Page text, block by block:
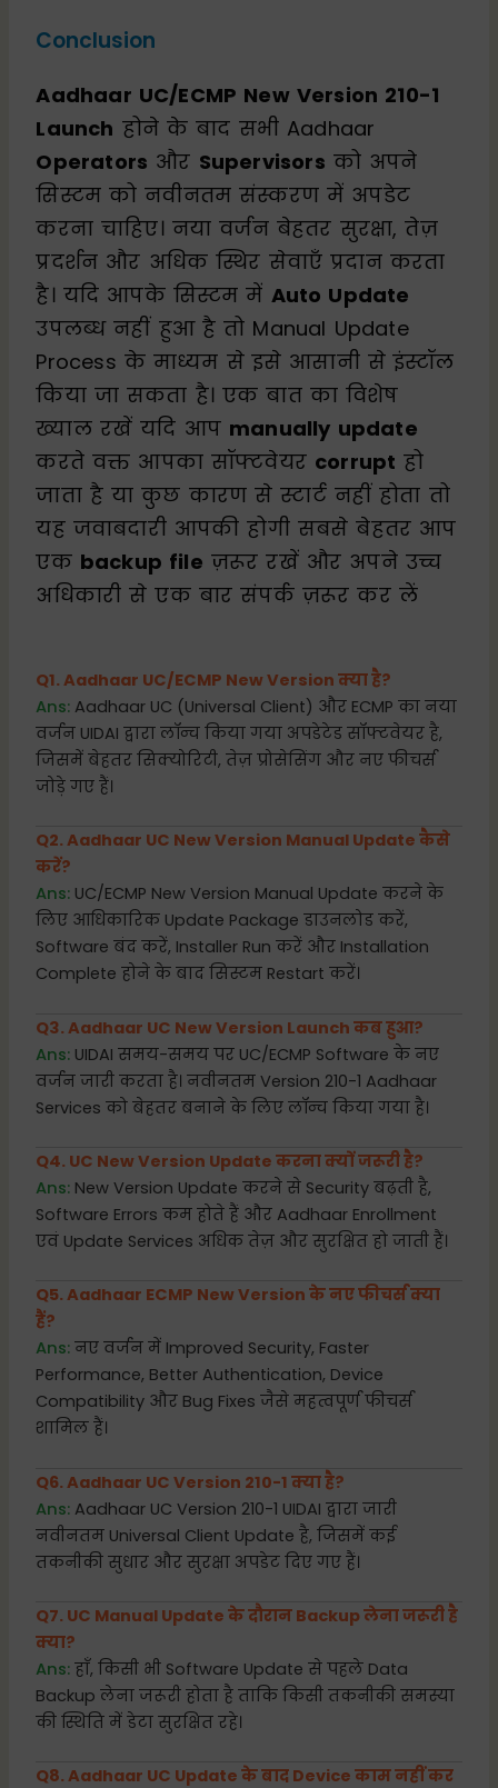
Conclusion
Aadhaar UC/ECMP New Version 210-1
Launch होने के बाद सभी Aadhaar
Operators और Supervisors को अपने
सिस्टम को नवीनतम संस्करण में अपडेट
करना चाहिए। नया वर्जन बेहतर सुरक्षा, तेज़
प्रदर्शन और अधिक स्थिर सेवाएँ प्रदान करता
है। यदि आपके सिस्टम में Auto Update
उपलब्ध नहीं हुआ है तो Manual Update
Process के माध्यम से इसे आसानी से इंस्टॉल
किया जा सकता है। एक बात का विशेष
ख्याल रखें यदि आप manually update
करते वक्त आपका सॉफ्टवेयर corrupt हो
जाता है या कुछ कारण से स्टार्ट नहीं होता तो
यह जवाबदारी आपकी होगी सबसे बेहतर आप
एक backup file ज़रूर रखें और अपने उच्च
अधिकारी से एक बार संपर्क ज़रूर कर लें
Q1. Aadhaar UC/ECMP New Version क्या है?
Ans: Aadhaar UC (Universal Client) और ECMP का नया
वर्जन UIDAI द्वारा लॉन्च किया गया अपडेटेड सॉफ्टवेयर है,
जिसमें बेहतर सिक्योरिटी, तेज़ प्रोसेसिंग और नए फीचर्स
जोड़े गए हैं।
Q2. Aadhaar UC New Version Manual Update कैसे
करें?
Ans: UC/ECMP New Version Manual Update करने के
लिए आधिकारिक Update Package डाउनलोड करें,
Software बंद करें, Installer Run करें और Installation
Complete होने के बाद सिस्टम Restart करें।
Q3. Aadhaar UC New Version Launch कब हुआ?
Ans: UIDAI समय-समय पर UC/ECMP Software के नए
वर्जन जारी करता है। नवीनतम Version 210-1 Aadhaar
Services को बेहतर बनाने के लिए लॉन्च किया गया है।
Q4. UC New Version Update करना क्यों जरूरी है?
Ans: New Version Update करने से Security बढ़ती है,
Software Errors कम होते हैं और Aadhaar Enrollment
एवं Update Services अधिक तेज़ और सुरक्षित हो जाती हैं।
Q5. Aadhaar ECMP New Version के नए फीचर्स क्या
हैं?
Ans: नए वर्जन में Improved Security, Faster
Performance, Better Authentication, Device
Compatibility और Bug Fixes जैसे महत्वपूर्ण फीचर्स
शामिल हैं।
Q6. Aadhaar UC Version 210-1 क्या है?
Ans: Aadhaar UC Version 210-1 UIDAI द्वारा जारी
नवीनतम Universal Client Update है, जिसमें कई
तकनीकी सुधार और सुरक्षा अपडेट दिए गए हैं।
Q7. UC Manual Update के दौरान Backup लेना जरूरी है
क्या?
Ans: हाँ, किसी भी Software Update से पहले Data
Backup लेना जरूरी होता है ताकि किसी तकनीकी समस्या
की स्थिति में डेटा सुरक्षित रहे।
Q8. Aadhaar UC Update के बाद Device काम नहीं कर